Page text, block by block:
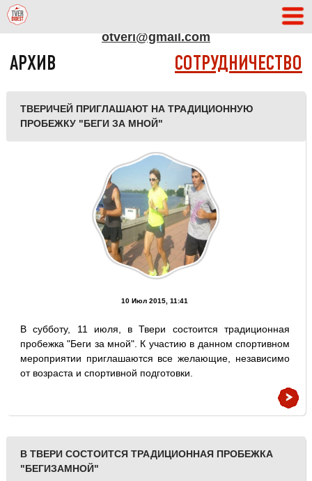
otveri@gmail.com
АРХИВ СОТРУДНИЧЕСТВО
ТВЕРИЧЕЙ ПРИГЛАШАЮТ НА ТРАДИЦИОННУЮ
ПРОБЕЖКУ "БЕГИ ЗА МНОЙ"
10 Июл 2015, 11:41
В субботу, 11 июля, в Твери состоится традиционная
пробежка "Беги за мной". К участию в данном спортивном
мероприятии приглашаются все желающие, независимо
от возраста и спортивной подготовки.
В ТВЕРИ СОСТОИТСЯ ТРАДИЦИОННАЯ ПРОБЕЖКА
"БЕГИЗАМНОЙ"